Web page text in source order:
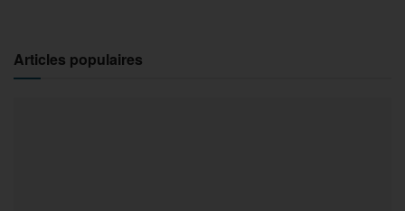
Articles populaires